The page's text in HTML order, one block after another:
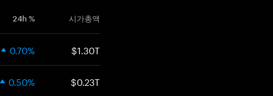
24h % 시가총액
0.70% $1.30T
0.50% $0.23T